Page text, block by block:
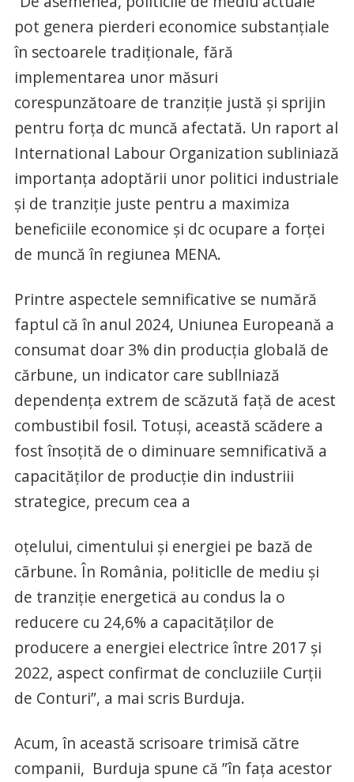
pot genera pierderi economice substanțiale
în sectoarele tradiționale, fără
implementarea unor măsuri
corespunzătoare de tranziție justă și sprijin
pentru forța dc muncă afectată. Un raport al
International Labour Organization subliniază
importanța adoptării unor politici industriale
și de tranziție juste pentru a maximiza
beneficiile economice și dc ocupare a forței
de muncă în regiunea MENA.
Printre aspectele semnificative se numără
faptul că în anul 2024, Uniunea Europeană a
consumat doar 3% din producția globală de
cărbune, un indicator care subllniază
dependența extrem de scăzută față de acest
combustibil fosil. Totuși, această scădere a
fost însoțită de o diminuare semnificativă a
capacităților de producție din industriii
strategice, precum cea a
oțelului, cimentului și energiei pe bază de
cãrbune. În România, po!iticlle de mediu și
de tranziție energeticä au condus la o
reducere cu 24,6% a capacităților de
producere a energiei electrice între 2017 și
2022, aspect confirmat de concluziile Curții
de Conturi”, a mai scris Burduja.
Acum, în această scrisoare trimisă către
companii, Burduja spune că ”în fața acestor